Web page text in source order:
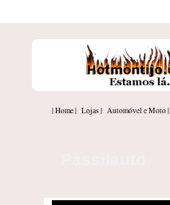
| Home | Lojas | Automóvel e Moto |